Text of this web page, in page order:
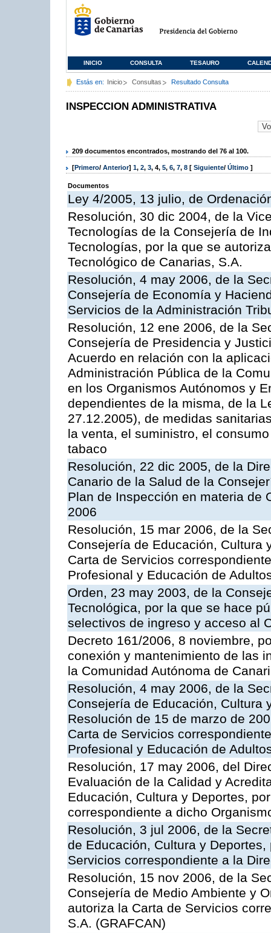
INICIO CONSULTA TESAURO
Estás en: Inicio Consultas Resultado Consulta
INSPECCION ADMINISTRATIVA
209 documentos encontrados, mostrando del 76 al 100.
[Primero/ Anterior] 1, 2, 3, 4, 5, 6, 7, 8 [ Siguiente/ Último ]
Documentos
Ley 4/2005, 13 julio, de
Resolución, 30 dic 2004, de la
Tecnologías de la Consejería de
Tecnologías, por la que se
Tecnológico de Canarias, S.A.
Resolución, 4 may 2006, de la
Consejería de Economía y
Servicios de la Administración
Resolución, 12 ene 2006, de la
Consejería de Presidencia y
Acuerdo en relación con la
Administración Pública de la
en los Organismos Autónomos y
dependientes de la misma, de la
27.12.2005), de medidas
la venta, el suministro, el
tabaco
Resolución, 22 dic 2005, de la
Canario de la Salud de la
Plan de Inspección en materia de
2006
Resolución, 15 mar 2006, de la
Consejería de Educación, Cultura
Carta de Servicios
Profesional y Educación de
Orden, 23 may 2003, de la
Tecnológica, por la que se hace
selectivos de ingreso y acceso al
Decreto 161/2006, 8 noviembre,
conexión y mantenimiento de las
la Comunidad Autónoma de
Resolución, 4 may 2006, de la
Consejería de Educación, Cultura
Resolución de 15 de marzo de
Carta de Servicios
Profesional y Educación de
Resolución, 17 may 2006, del
Evaluación de la Calidad y
Educación, Cultura y Deportes,
correspondiente a dicho
Resolución, 3 jul 2006, de la
de Educación, Cultura y
Servicios correspondiente a la
Resolución, 15 nov 2006, de la
Consejería de Medio Ambiente y
autoriza la Carta de Servicios
S.A. (GRAFCAN)